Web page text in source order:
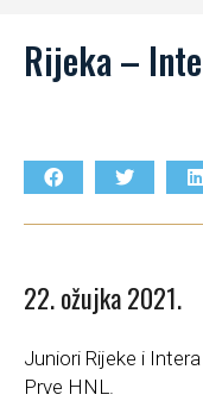
Rijeka –
22. ožujka 2021.
Juniori Rijeke i
Prve HNL.